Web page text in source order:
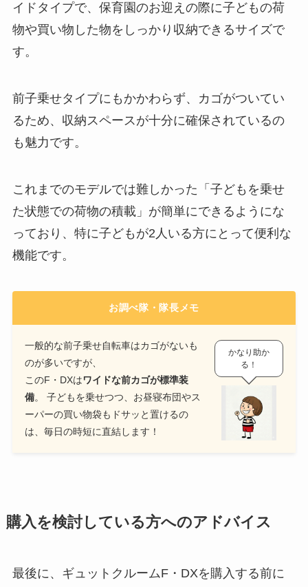
イドタイプで、保育園のお迎えの際に子どもの荷
物や買い物した物をしっかり収納できるサイズで
す。
前子乗せタイプにもかかわらず、カゴがついてい
るため、収納スペースが十分に確保されているの
も魅力です。
これまでのモデルでは難しかった「子どもを乗せ
た状態での荷物の積載」が簡単にできるようにな
っており、特に子どもが2人いる方にとって便利な
機能です​。
お調べ隊・隊長メモ
一般的な前子乗せ自転車はカゴがないも
のが多いですが、
このF・DXはワイドな前カゴが標準装
備。 子どもを乗せつつ、お昼寝布団やス
ーパーの買い物袋もドサッと置けるの
は、毎日の時短に直結します！
かなり助か
る！
購入を検討している方へのアドバイス
最後に、ギュットクルームF・DXを購入する前に